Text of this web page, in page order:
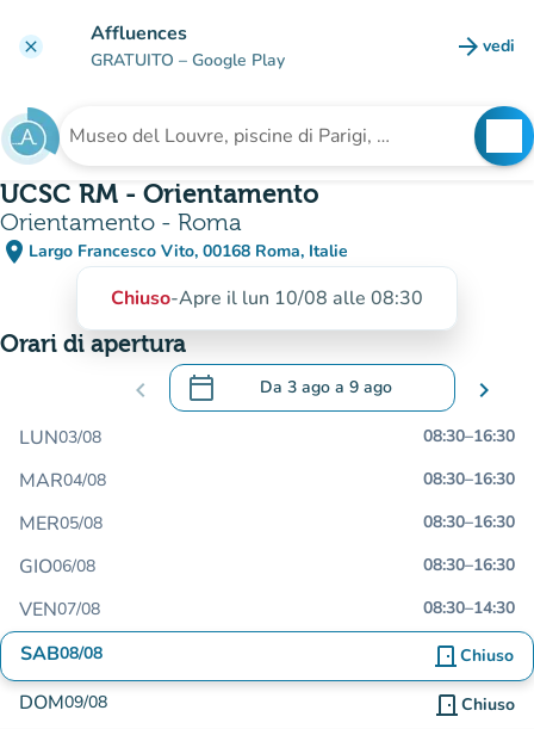
clear Affluences
GRATUITO – Google Play arrow_forward vedi
Cerca una struttura
UCSC RM - Orientamento
Orientamento - Roma
place Largo Francesco Vito, 00168 Roma, Italie
(apri in Google Maps)
(nuova scheda)
Chiuso-Apre il lun 10/08 alle 08:30
Orari di apertura
chevron_left calendar_today Da 3 ago a 9 ago
.Aprire il calendario per modificare le
chevron_right
LUN03/08 08:30–16:30
MAR04/08 08:30–16:30
MER05/08 08:30–16:30
GIO06/08 08:30–16:30
VEN07/08 08:30–14:30
SAB08/08 door_front Chiuso
DOM09/08 door_front Chiuso